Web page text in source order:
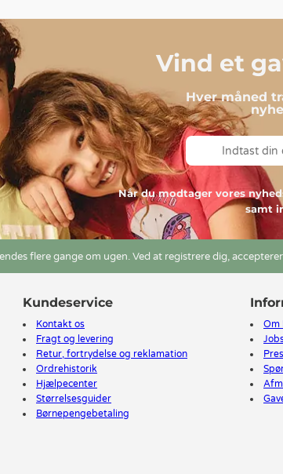
Vind et
Hver måned
Når du modtager vores
samt
flere gange om ugen. Ved at registrere dig,
Kundeservice
Kontakt os
Fragt og levering
Retur, fortrydelse og reklamation
Ordrehistorik
Hjælpecenter
Størrelsesguider
Børnepengebetaling
Om